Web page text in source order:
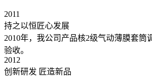
2011
持之以恒匠心发展
2010年，我公司产品核2级气动薄膜套筒
验收。
2012
创新研发 匠造新品